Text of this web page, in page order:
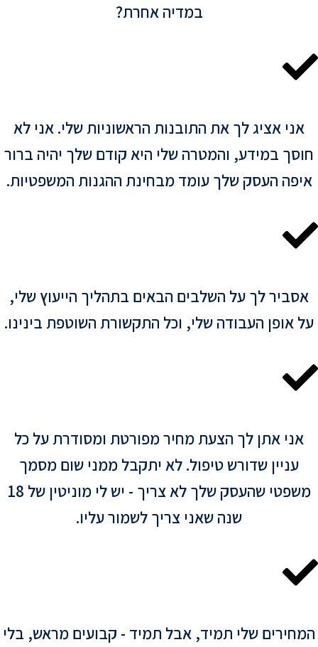
במדיה אחרת?
אני אציג לך את התובנות הראשוניות שלי. אני לא
במידע, והמטרה שלי היא קודם שלך יהיה ברור
העסק שלך עומד מבחינת ההגנות המשפטיות.
לך על השלבים הבאים בתהליך הייעוץ שלי,
אופן העבודה שלי, וכל התקשורת השוטפת בינינו.
אני אתן לך הצעת מחיר מפורטת ומסודרת על כל
עניין שדורש טיפול. לא יתקבל ממני שום מסמך
משפטי שהעסק שלך לא צריך - יש לי מוניטין של 18
שנה שאני צריך לשמור עליו.
שלי תמיד, אבל תמיד - קבועים מראש, בלי